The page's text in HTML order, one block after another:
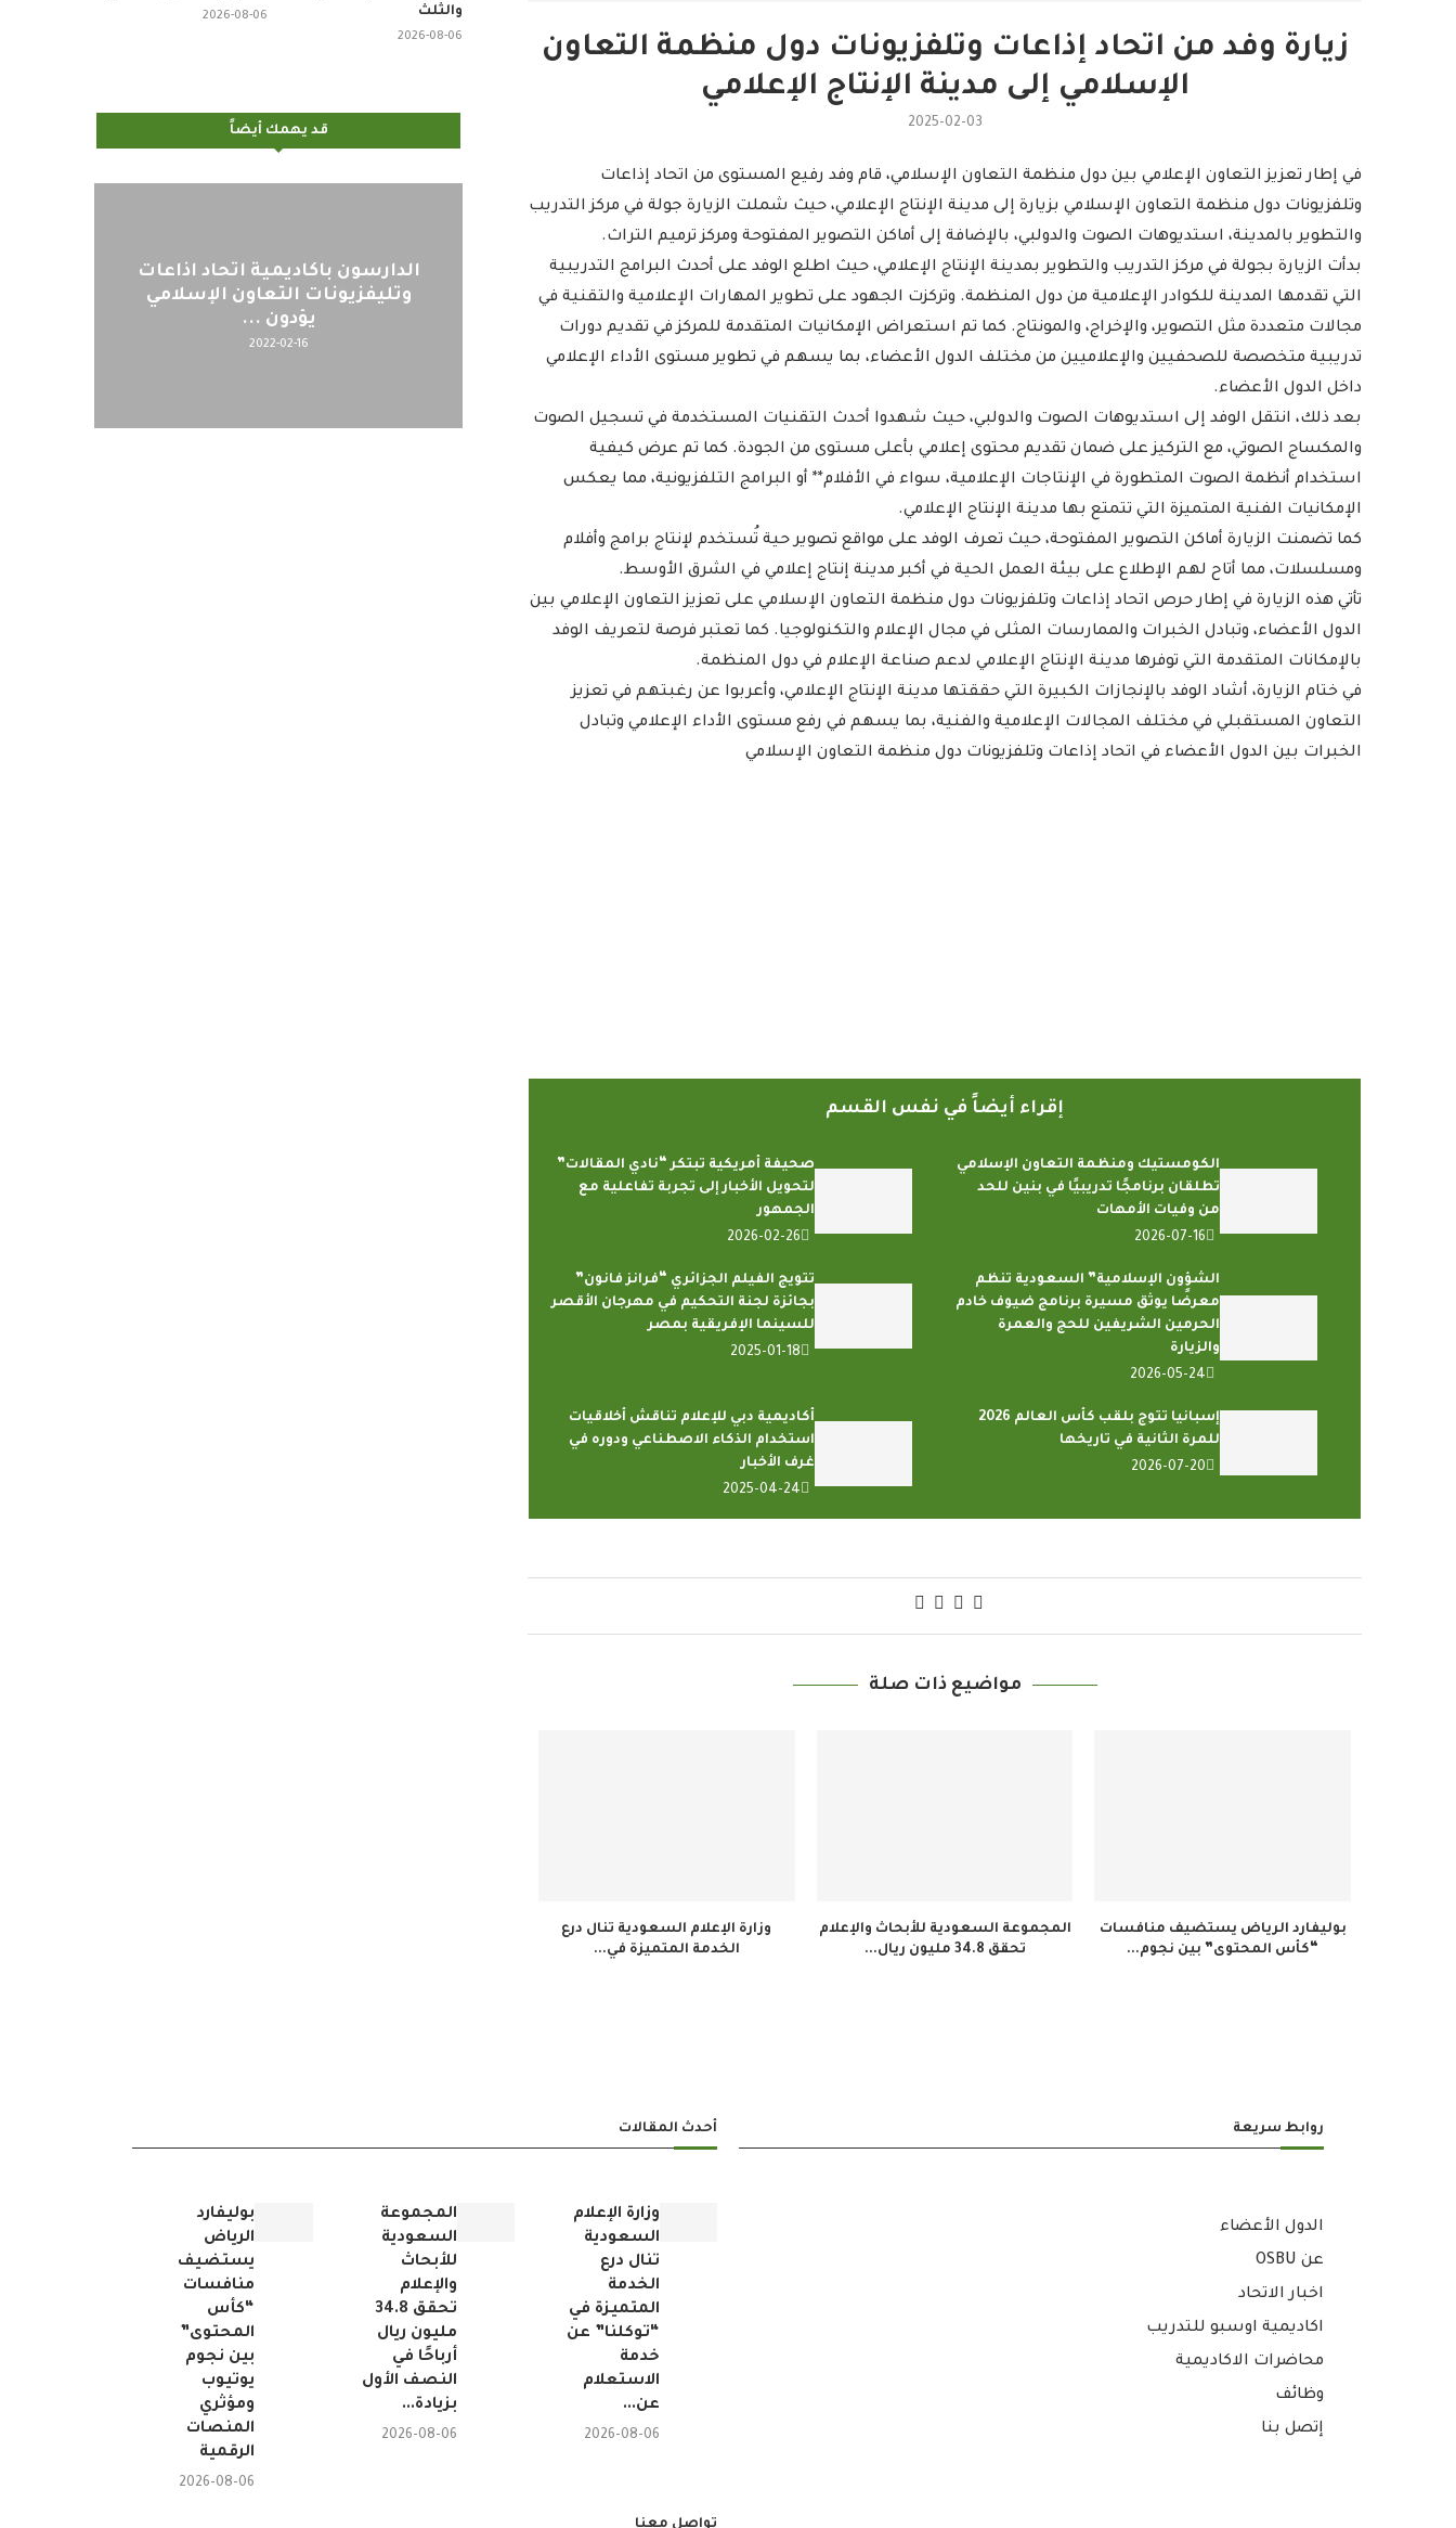
زيارة وفد من اتحاد إذاعات وتلفزيونات دول منظمة التعاون
الإسلامي إلى مدينة الإنتاج الإعلامي
2025-02-03
في إطار تعزيز التعاون الإعلامي بين دول منظمة التعاون الإسلامي، قام وفد رفيع المستوى من اتحاد إذاعات
وتلفزيونات دول منظمة التعاون الإسلامي بزيارة إلى مدينة الإنتاج الإعلامي، حيث شملت الزيارة جولة في مركز التدريب
والتطوير بالمدينة، استديوهات الصوت والدولبي، بالإضافة إلى أماكن التصوير المفتوحة ومركز ترميم التراث.
بدأت الزيارة بجولة في مركز التدريب والتطوير بمدينة الإنتاج الإعلامي، حيث اطلع الوفد على أحدث البرامج التدريبية
التي تقدمها المدينة للكوادر الإعلامية من دول المنظمة. وتركزت الجهود على تطوير المهارات الإعلامية والتقنية في
مجالات متعددة مثل التصوير، والإخراج، والمونتاج. كما تم استعراض الإمكانيات المتقدمة للمركز في تقديم دورات
تدريبية متخصصة للصحفيين والإعلاميين من مختلف الدول الأعضاء، بما يسهم في تطوير مستوى الأداء الإعلامي
داخل الدول الأعضاء.
بعد ذلك، انتقل الوفد إلى استديوهات الصوت والدولبي، حيث شهدوا أحدث التقنيات المستخدمة في تسجيل الصوت
والمكساج الصوتي، مع التركيز على ضمان تقديم محتوى إعلامي بأعلى مستوى من الجودة. كما تم عرض كيفية
استخدام أنظمة الصوت المتطورة في الإنتاجات الإعلامية، سواء في الأفلام** أو البرامج التلفزيونية، مما يعكس
الإمكانيات الفنية المتميزة التي تتمتع بها مدينة الإنتاج الإعلامي.
كما تضمنت الزيارة أماكن التصوير المفتوحة، حيث تعرف الوفد على مواقع تصوير حية تُستخدم لإنتاج برامج وأفلام
ومسلسلات، مما أتاح لهم الإطلاع على بيئة العمل الحية في أكبر مدينة إنتاج إعلامي في الشرق الأوسط.
تأتي هذه الزيارة في إطار حرص اتحاد إذاعات وتلفزيونات دول منظمة التعاون الإسلامي على تعزيز التعاون الإعلامي بين
الدول الأعضاء، وتبادل الخبرات والممارسات المثلى في مجال الإعلام والتكنولوجيا. كما تعتبر فرصة لتعريف الوفد
بالإمكانات المتقدمة التي توفرها مدينة الإنتاج الإعلامي لدعم صناعة الإعلام في دول المنظمة.
في ختام الزيارة، أشاد الوفد بالإنجازات الكبيرة التي حققتها مدينة الإنتاج الإعلامي، وأعربوا عن رغبتهم في تعزيز
التعاون المستقبلي في مختلف المجالات الإعلامية والفنية، بما يسهم في رفع مستوى الأداء الإعلامي وتبادل
الخبرات بين الدول الأعضاء في اتحاد إذاعات وتلفزيونات دول منظمة التعاون الإسلامي
إقراء أيضاً في نفس القسم
الكومستيك ومنظمة التعاون الإسلامي
تطلقان برنامجًا تدريبيًا في بنين للحد
من وفيات الأمهات
2026-07-16
صحيفة أمريكية تبتكر “نادي المقالات”
لتحويل الأخبار إلى تجربة تفاعلية مع
الجمهور
2026-02-26
الشؤون الإسلامية” السعودية تنظم
معرضًا يوثق مسيرة برنامج ضيوف خادم
الحرمين الشريفين للحج والعمرة
والزيارة
2026-05-24
تتويج الفيلم الجزائري “فرانز فانون”
بجائزة لجنة التحكيم في مهرجان الأقصر
للسينما الإفريقية بمصر
2025-01-18
إسبانيا تتوج بلقب كأس العالم 2026
للمرة الثانية في تاريخها
2026-07-20
أكاديمية دبي للإعلام تناقش أخلاقيات
استخدام الذكاء الاصطناعي ودوره في
غرف الأخبار
2025-04-24
مواضيع ذات صلة
وزارة الإعلام السعودية تنال درع
الخدمة المتميزة في...
المجموعة السعودية للأبحاث والإعلام
تحقق 34.8 مليون ريال...
بوليفارد الرياض يستضيف منافسات
“كأس المحتوى” بين نجوم...
2026-08-06
والثلث
2026-08-06
قد يهمك أيضاً
الدارسون باكاديمية اتحاد اذاعات
وتليفزيونات التعاون الإسلامي
يؤدون ...
2022-02-16
روابط سريعة
الدول الأعضاء
عن OSBU
اخبار الاتحاد
اكاديمية اوسبو للتدريب
محاضرات الاكاديمية
وظائف
إتصل بنا
أحدث المقالات
وزارة الإعلام
السعودية
تنال درع
الخدمة
المتميزة في
“توكلنا” عن
خدمة
الاستعلام
عن...
2026-08-06
المجموعة
السعودية
للأبحاث
والإعلام
تحقق 34.8
مليون ريال
أرباحًا في
النصف الأول
بزيادة...
2026-08-06
بوليفارد
الرياض
يستضيف
منافسات
“كأس
المحتوى”
بين نجوم
يوتيوب
ومؤثري
المنصات
الرقمية
2026-08-06